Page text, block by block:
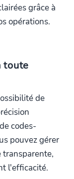
grâce à
opérations.
toute
de
codes-
pouvez gérer
transparente,
l'efficacité.